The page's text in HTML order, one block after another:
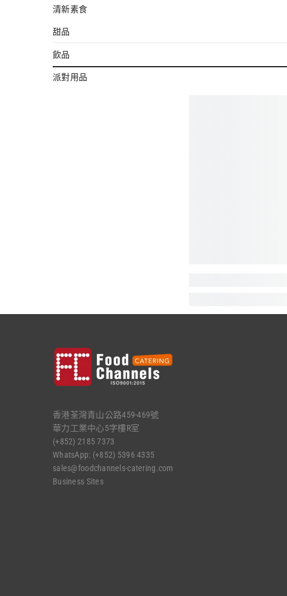
清新素食
甜品
飲品
派對用品
香港荃灣青山公路459-469號
華力工業中心5字樓R室
(+852) 2185 7373
WhatsApp: (+852) 5396 4335
sales@foodchannels-catering.com
Business Sites